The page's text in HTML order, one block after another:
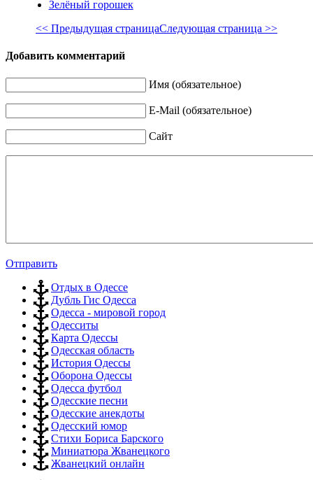
Зелёный горошек
<< Предыдущая страницаСледующая страница >>
Добавить комментарий
Имя (обязательное)
E-Mail (обязательное)
Сайт
Отправить
Отдых в Одессе
Дубль Гис Одесса
Одесса - мировой город
Одесситы
Карта Одессы
Одесская область
История Одессы
Оборона Одессы
Одесса футбол
Одесские песни
Одесские анекдоты
Одесский юмор
Стихи Бориса Барского
Миниатюра Жванецкого
Жванецкий онлайн